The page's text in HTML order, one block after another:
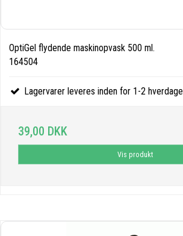
OptiGel flydende maskinopvask 500 ml.
164504
Lagervarer leveres inden for 1-2 hverdage
39,00 DKK
Vis produkt